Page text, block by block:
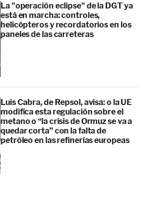
La "operación eclipse" de la DGT ya
está en marcha: controles,
helicópteros y recordatorios en los
paneles de las carreteras
Luis Cabra, de Repsol, avisa: o la UE
modifica esta regulación sobre el
metano o “la crisis de Ormuz se va a
quedar corta” con la falta de
petróleo en las refinerías europeas